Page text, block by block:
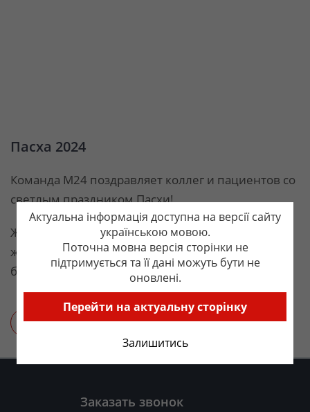
Пасха 2024
Команда М24 поздравляет коллег и пациентов со
светлым праздником Пасхи!
Желаем вам и вашим родным ощущать полноту
жизни и тепло. Здоровья, мира, любви,
благополучия!
Назад
Актуальна інформація доступна на версії сайту
українською мовою.
Поточна мовна версія сторінки не
підтримується та її дані можуть бути не
оновлені.
Перейти на актуальну сторінку
Залишитись
Заказать звонок